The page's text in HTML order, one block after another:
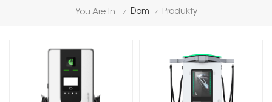
You Are In: / Dom / Produkty